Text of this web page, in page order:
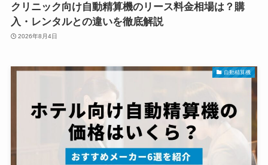
クリニック向け自動精算機のリース料金相場は？購
入・レンタルとの違いを徹底解説
2026年8月4日
自動精算機